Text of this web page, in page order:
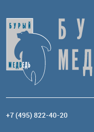
+7 (495) 822-40-20